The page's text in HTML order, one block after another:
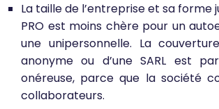
La taille de l’entreprise et sa forme
PRO est moins chère pour un
une unipersonnelle. La
anonyme ou d’une SARL est
onéreuse, parce que la société
collaborateurs.